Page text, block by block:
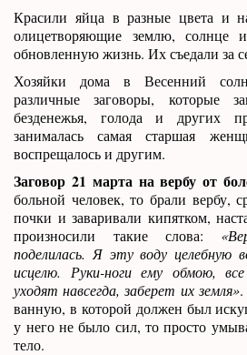
Красили яйца в разные цвета и
олицетворяющие землю, солнце
обновленную жизнь. Их съедали за
Хозяйки дома в Весенний
различные заговоры, которые
безденежья, голода и других
занималась самая старшая
воспрещалось и другим.
Заговор 21 марта на вербу от
больной человек, то брали вербу,
почки и заваривали кипятком,
произносили такие слова:
поделилась. Я эту воду целебную
исцелю. Руки-ноги ему обмою,
уходят навсегда, заберет их земля».
ванную, в которой должен был
у него не было сил, то просто
тело.